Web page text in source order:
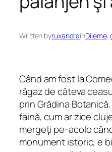
Written byruxandrainDileme,
Când am fost la
răgaz de câteva
prin Grădina
faină, cum ar zice
mergeţi pe-acolo
monument istoric, e